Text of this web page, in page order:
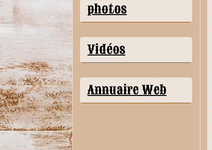
photos
Vidéos
Annuaire Web